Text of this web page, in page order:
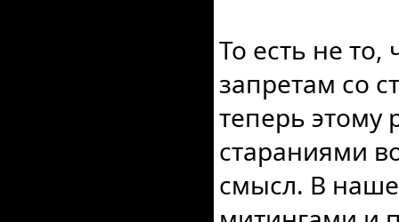
То есть не то,
запретам со
теперь этому
стараниями
смысл. В